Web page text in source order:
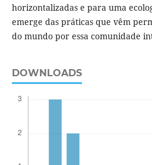
horizontalizadas e para uma
emerge das práticas que vêm
do mundo por essa comunidade
DOWNLOADS